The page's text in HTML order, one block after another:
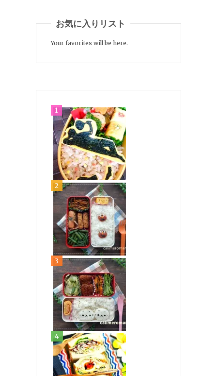
お気に入りリスト
Your favorites will be here.